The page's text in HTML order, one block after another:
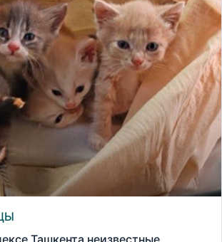
Ташкента неизвестные